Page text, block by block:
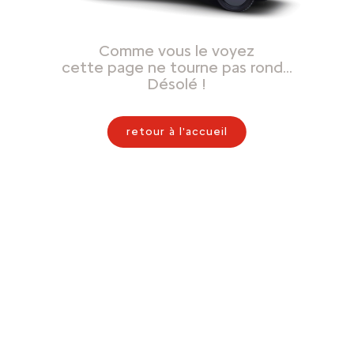
Comme vous le voyez
cette page ne tourne pas rond…
Désolé !
retour à l'accueil